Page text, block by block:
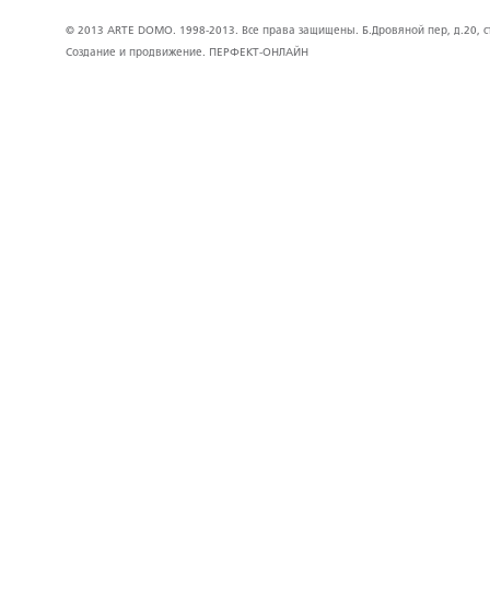
© 2013 ARTE DOMO. 1998-2013. Все права защищены. Б.Дровяной пер, д.20,
Создание и продвижение.
ПЕРФЕКТ-ОНЛАЙН